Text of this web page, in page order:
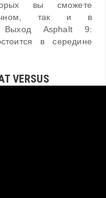
вы сможете
так и в
Выход Asphalt 9:
в середине
VERSUS